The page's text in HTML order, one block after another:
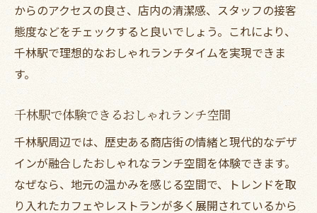
からのアクセスの良さ、店内の清潔感、スタッフの接客
態度などをチェックすると良いでしょう。これにより、
千林駅で理想的なおしゃれランチタイムを実現できま
す。
千林駅で体験できるおしゃれランチ空間
千林駅周辺では、歴史ある商店街の情緒と現代的なデザ
インが融合したおしゃれなランチ空間を体験できます。
なぜなら、地元の温かみを感じる空間で、トレンドを取
り入れたカフェやレストランが多く展開されているから